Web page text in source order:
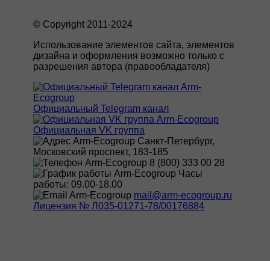
© Copyright 2011-2024
Использование элементов сайта, элементов
дизайна и оформления возможно только с
разрешения автора (правообладателя)
Официальный Telegram канал
Официальная VK группа
Санкт-Петербург,
Московский проспект, 183-185
8 (800) 333 00 28
Часы
работы: 09.00-18.00
mail@arm-ecogroup.ru
Лицензия № Л035-01271-78/00176884